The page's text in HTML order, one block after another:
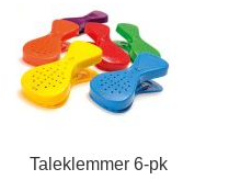
Taleklemmer 6-pk